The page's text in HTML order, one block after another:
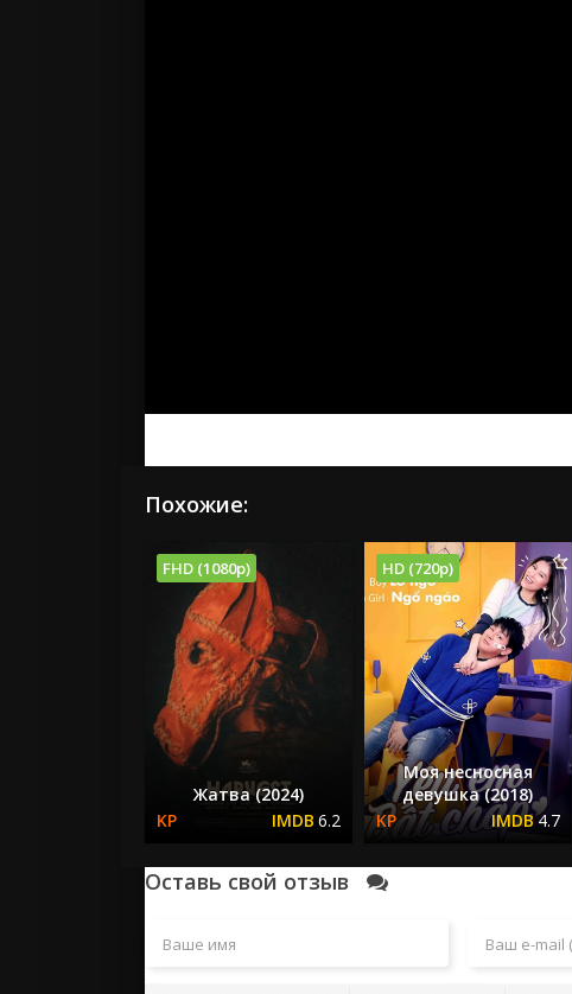
Похожие:
FHD (1080p)
Жатва (2024)
6.2
HD (720p)
Моя несносная
девушка (2018)
4.7
Оставь свой отзыв